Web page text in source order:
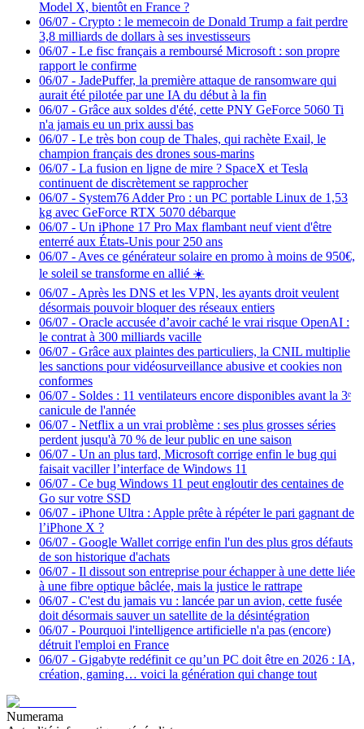
Model X, bientôt en France ?
06/07 - Crypto : le memecoin de Donald Trump a fait perdre
3,8 milliards de dollars à ses investisseurs
06/07 - Le fisc français a remboursé Microsoft : son propre
rapport le confirme
06/07 - JadePuffer, la première attaque de ransomware qui
aurait été pilotée par une IA du début à la fin
06/07 - Grâce aux soldes d'été, cette PNY GeForce 5060 Ti
n'a jamais eu un prix aussi bas
06/07 - Le très bon coup de Thales, qui rachète Exail, le
champion français des drones sous-marins
06/07 - La fusion en ligne de mire ? SpaceX et Tesla
continuent de discrètement se rapprocher
06/07 - System76 Adder Pro : un PC portable Linux de 1,53
kg avec GeForce RTX 5070 débarque
06/07 - Un iPhone 17 Pro Max flambant neuf vient d'être
enterré aux États-Unis pour 250 ans
06/07 - Aves ce générateur solaire en promo à moins de 950€,
le soleil se transforme en allié ☀️
06/07 - Après les DNS et les VPN, les ayants droit veulent
désormais pouvoir bloquer des réseaux entiers
06/07 - Oracle accusée d’avoir caché le vrai risque OpenAI :
le contrat à 300 milliards vacille
06/07 - Grâce aux plaintes des particuliers, la CNIL multiplie
les sanctions pour vidéosurveillance abusive et cookies non
conformes
06/07 - Soldes : 11 ventilateurs encore disponibles avant la 3ᵉ
canicule de l'année
06/07 - Netflix a un vrai problème : ses plus grosses séries
perdent jusqu'à 70 % de leur public en une saison
06/07 - Un an plus tard, Microsoft corrige enfin le bug qui
faisait vaciller l’interface de Windows 11
06/07 - Ce bug Windows 11 peut engloutir des centaines de
Go sur votre SSD
06/07 - iPhone Ultra : Apple prête à répéter le pari gagnant de
l’iPhone X ?
06/07 - Google Wallet corrige enfin l'un des plus gros défauts
de son historique d'achats
06/07 - Il dissout son entreprise pour échapper à une dette liée
à une fibre optique bâclée, mais la justice le rattrape
06/07 - C'est du jamais vu : lancée par un avion, cette fusée
doit désormais sauver un satellite de la désintégration
06/07 - Pourquoi l'intelligence artificielle n'a pas (encore)
détruit l'emploi en France
06/07 - Gigabyte redéfinit ce qu’un PC doit être en 2026 : IA,
création, gaming… voici la génération qui change tout
Numerama